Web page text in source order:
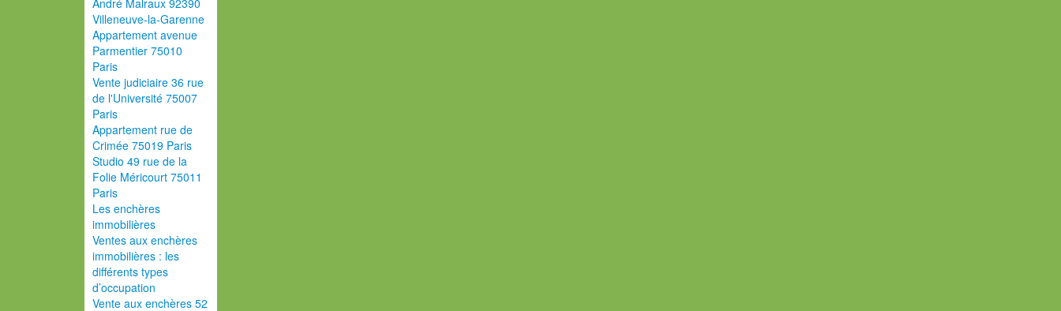
André Malraux 92390
Villeneuve-la-Garenne
Appartement avenue
Parmentier 75010
Paris
Vente judiciaire 36 rue
de l'Université 75007
Paris
Appartement rue de
Crimée 75019 Paris
Studio 49 rue de la
Folie Méricourt 75011
Paris
Les enchères
immobilières
Ventes aux enchères
immobilières : les
différents types
d’occupation
Vente aux enchères 52